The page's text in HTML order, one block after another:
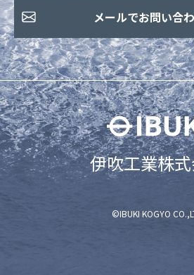
メールでお問い合
伊吹工業株
©IBUKI KOGYO